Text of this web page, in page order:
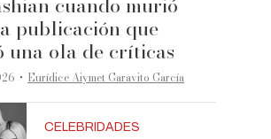
publicación que
una ola de críticas
·Eurídice Aiymet Garavito García
CELEBRIDADES